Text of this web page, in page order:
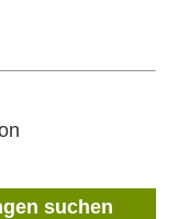
suchen